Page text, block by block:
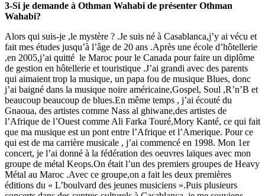
3-Si je demande à Othman Wahabi de présenter Othman
Wahabi?
Alors qui suis-je ,le mystère ? .Je suis né à Casablanca,j’y ai vécu et
fait mes études jusqu’à l’âge de 20 ans .Après une école d’hôtellerie
,en 2005,j’ai quitté le Maroc pour le Canada pour faire un diplôme
de gestion en hôtellerie et touristique .J’ai grandi avec des parents
qui aimaient trop la musique, un papa fou de musique Blues, donc
j’ai baigné dans la musique noire américaine,Gospel, Soul ,R’n’B et
beaucoup beaucoup de blues.En même temps , j’ai écouté du
Gnaoua, des artistes comme Nass al ghiwane,des artistes de
l’Afrique de l’Ouest comme Ali Farka Touré,Mory Kanté, ce qui fait
que ma musique est un pont entre l’Afrique et l’Amerique. Pour ce
qui est de ma carrière musicale , j’ai commencé en 1998. Mon 1er
concert, je l’ai donné à la fédération des oeuvres laïques avec mon
groupe de métal Keops.On était l’un des premiers groupes de Heavy
Métal au Maroc .Avec ce groupe,on a fait les deux premières
éditions du « L’boulvard des jeunes musiciens ».Puis plusieurs